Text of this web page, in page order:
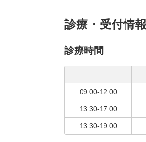
診療・受付情報
診療時間
09:00-12:00
13:30-17:00
13:30-19:00